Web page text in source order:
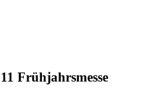
Frühjahrsmesse